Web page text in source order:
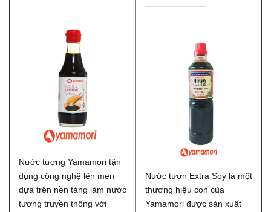
Nước tương Yamamori tận
dụng công nghệ lên men
dựa trên nền tảng làm nước
tương truyền thống với
Nước tươn Extra Soy là một
thương hiệu con của
Yamamori được sản xuất